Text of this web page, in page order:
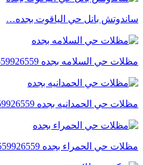
بانل حي الياقوت بجده…
حي السلامه بجده 0559926559…
حي الحمدانيه بجده 0559926559…
حي الحمراء بجده 0559926559…